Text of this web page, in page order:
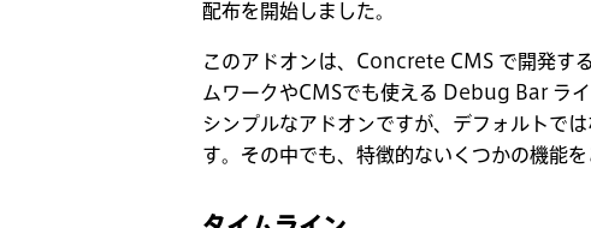
配布を開始しました。
このアドオンは、Concrete CMS で開発す
ムワークやCMSでも使える Debug Bar ラ
シンプルなアドオンですが、デフォルトで
す。その中でも、特徴的ないくつかの機能を